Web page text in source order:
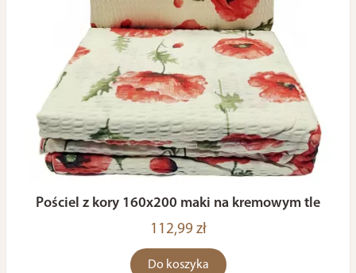
Pościel z kory 160x200 maki na kremowym tle
112,99 zł
Do koszyka